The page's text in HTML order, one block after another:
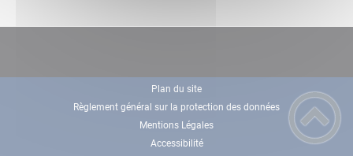
Plan du site
Règlement général sur la protection des données
Mentions Légales
Accessibilité